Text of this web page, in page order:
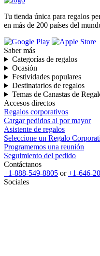
Tu tienda única para regalos
en más de 200 países del
Saber más
Categorías de regalos
Ocasión
Festividades populares
Destinatarios de regalos
Temas de Canastas de
Accesos directos
Regalos corporativos
Cargar pedidos al por mayor
Asistente de regalos
Seleccione un Regalo
Programemos una reunión
Seguimiento del pedido
Contáctanos
+1-888-549-8805 or+1-646-
Sociales